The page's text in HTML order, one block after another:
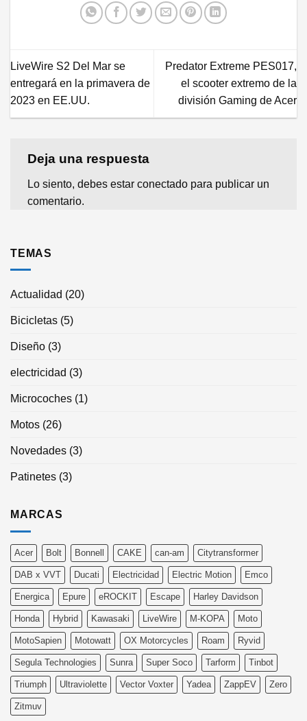
LiveWire S2 Del Mar se
entregará en la primavera de
2023 en EE.UU.
Predator Extreme PES017,
el scooter extremo de la
división Gaming de Acer
Deja una respuesta
Lo siento, debes estar conectado para publicar un
comentario.
TEMAS
Actualidad (20)
Bicicletas (5)
Diseño (3)
electricidad (3)
Microcoches (1)
Motos (26)
Novedades (3)
Patinetes (3)
MARCAS
Acer Bolt Bonnell CAKE can-am Citytransformer
DAB x VVT Ducati Electricidad Electric Motion Emco
Energica Epure eROCKIT Escape Harley Davidson
Honda Hybrid Kawasaki LiveWire M-KOPA Moto
MotoSapien Motowatt OX Motorcycles Roam Ryvid
Segula Technologies Sunra Super Soco Tarform Tinbot
Triumph Ultraviolette Vector Voxter Yadea ZappEV Zero
Zitmuv